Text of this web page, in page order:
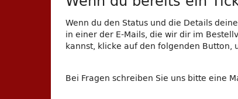
Wenn du den Status und die Details
in einer der E-Mails, die wir dir im
kannst, klicke auf den folgenden Button,
Bei Fragen schreiben Sie uns bitte eine